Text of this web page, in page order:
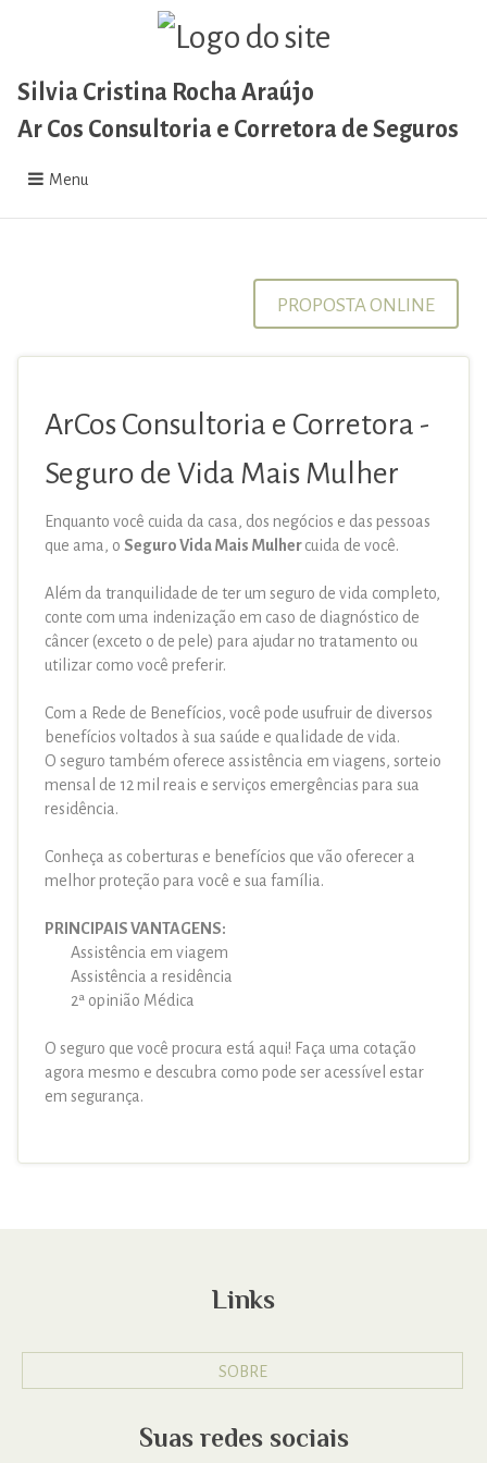
Silvia Cristina Rocha Araújo
Ar Cos Consultoria e Corretora de Seguros
Menu
PROPOSTA ONLINE
ArCos Consultoria e Corretora -
Seguro de Vida Mais Mulher
Enquanto você cuida da casa, dos negócios e das pessoas
que ama, o Seguro Vida Mais Mulhercuida de você.
Além da tranquilidade de ter um seguro de vida completo,
conte com uma indenização em caso de diagnóstico de
câncer (exceto o de pele) para ajudar no tratamento ou
utilizar como você preferir.
Com a Rede de Benefícios, você pode usufruir de diversos
benefícios voltados à sua saúde e qualidade de vida.
O seguro também oferece assistência em viagens, sorteio
mensal de 12 mil reais e serviços emergências para sua
residência.
Conheça as coberturas e benefícios que vão oferecer a
melhor proteção para você e sua família.
PRINCIPAIS VANTAGENS:
Assistência em viagem
Assistência a residência
2ª opinião Médica
O seguro que você procura está aqui! Faça uma cotação
agora mesmo e descubra como pode ser acessível estar
em segurança.
Links
SOBRE
Suas redes sociais